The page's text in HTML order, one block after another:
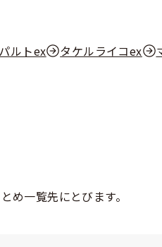
ルトex タケルライコex
め一覧先にとびます。